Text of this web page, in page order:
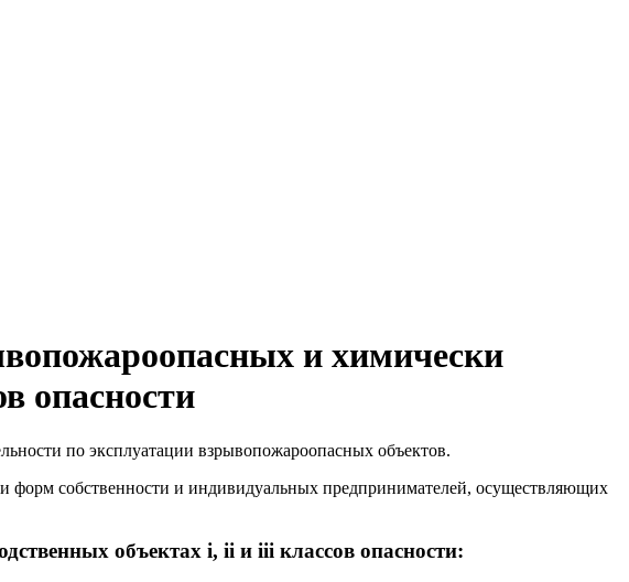
и химически
опасности
по эксплуатации взрывопожароопасных объектов.
собственности и индивидуальных предпринимателей, осуществляющих
объектах i, ii и iii классов опасности: